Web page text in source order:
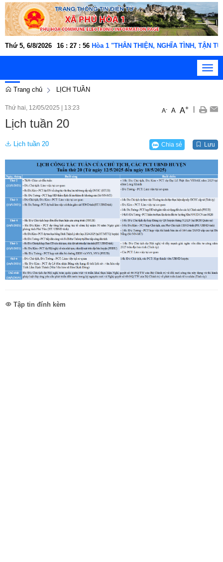
Thứ 5, 6/8/2026 16 : 27 : 57
lao động xã Phú Hòa 1 "THÂN THIỆN, NGHĨA TÌNH, TẬN TỤY,
Trang chủ
LỊCH TUẦN
Thứ hai, 12/05/2025 13:23 A- A A+
Lịch tuần 20
Lịch tuần 20 Chia sẻ Lưu
Tập tin đính kèm